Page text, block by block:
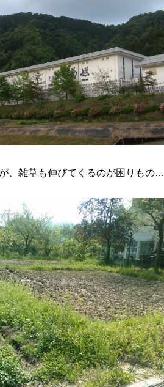
、雑草も伸びてくるのが困りもの